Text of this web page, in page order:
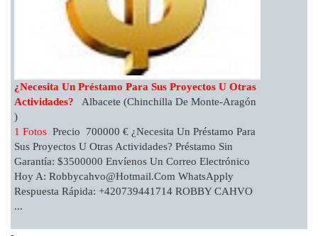
¿Necesita Un Préstamo Para Sus Proyectos U Otras
Actividades?
Albacete (Chinchilla De Monte-Aragón
)
1 Fotos Precio 700000 € ¿Necesita Un Préstamo Para
Sus Proyectos U Otras Actividades? Préstamo Sin
Garantía: $3500000 Envíenos Un Correo Electrónico
Hoy A: Robbycahvo@hotmail.com WhatsApply
Respuesta Rápida: +420739441714 ROBBY CAHVO
...